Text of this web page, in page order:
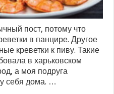
пост, потому что
в панцире. Другое
креветки к пиву. Такие
в харьковском
а моя подруга
у себя дома. …